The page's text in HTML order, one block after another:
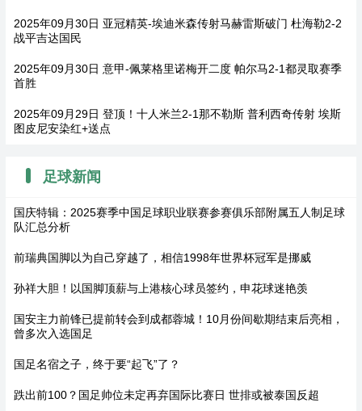
2025年09月30日 亚冠精英-埃迪米森传射马赫雷斯破门 杜海勒2-2
战平吉达国民
2025年09月30日 意甲-佩莱格里诺梅开二度 帕尔马2-1都灵取赛季
首胜
2025年09月29日 登顶！十人米兰2-1那不勒斯 普利西奇传射 埃斯
图皮尼安染红+送点
足球新闻
国庆特辑：2025赛季中国足球职业联赛参赛俱乐部附属五人制足球
队汇总分析
前瑞典国脚以为自己穿越了，相信1998年世界杯冠军是挪威
孙祥大胆！以国脚顶薪与上港核心球员签约，申花球迷艳羡
国安主力前锋已提前转会到成都蓉城！10月份间歇期结束后亮相，
曾多次入选国足
国足名宿之子，终于要“起飞”了？
跌出前100？国足帅位未定再弃国际比赛日 世排或被泰国反超